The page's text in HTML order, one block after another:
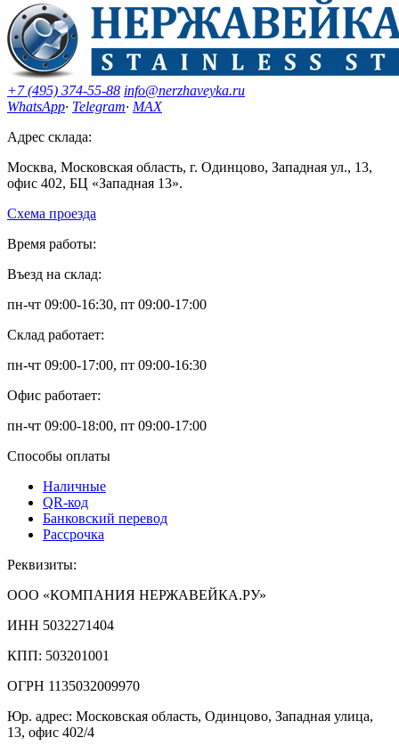
+7 (495) 374-55-88 info@nerzhaveyka.ru
WhatsApp· Telegram· MAX
Адрес склада:
Москва, Московская область, г. Одинцово, Западная ул., 13,
офис 402, БЦ «Западная 13».
Схема проезда
Время работы:
Въезд на склад:
пн-чт 09:00-16:30, пт 09:00-17:00
Склад работает:
пн-чт 09:00-17:00, пт 09:00-16:30
Офис работает:
пн-чт 09:00-18:00, пт 09:00-17:00
Способы оплаты
Наличные
QR-код
Банковский перевод
Рассрочка
Реквизиты:
ООО «КОМПАНИЯ НЕРЖАВЕЙКА.РУ»
ИНН 5032271404
КПП: 503201001
ОГРН 1135032009970
Юр. адрес: Московская область, Одинцово, Западная улица,
13, офис 402/4